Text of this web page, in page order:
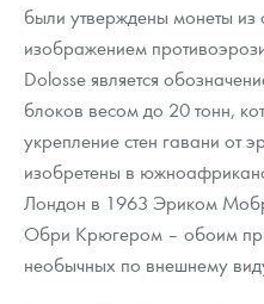
были утверждены монеты из
изображением
Dolosse является
блоков весом до 20 тонн,
укрепление стен гавани от
изобретены в
Лондон в 1963 Эриком
Обри Крюгером – обоим
необычных по внешнему